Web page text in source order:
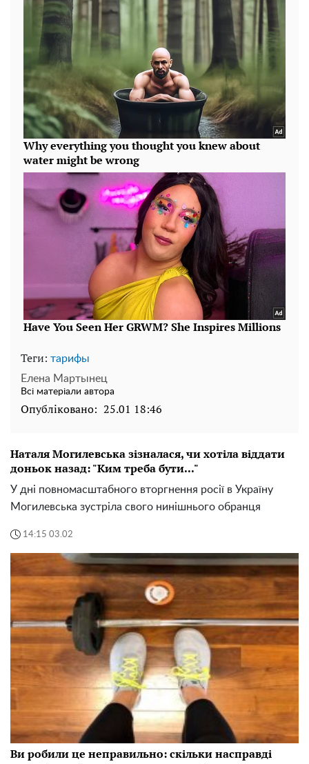
Теги: тарифы
Елена Мартынец
Всі матеріали автора
Опубліковано: 25.01 18:46
Наталя Могилевська зізналася, чи хотіла віддати
доньок назад: "Ким треба бути..."
У дні повномасштабного вторгнення росії в Україну
Могилевська зустріла свого нинішнього обранця
14:15 03.02
Ви робили це неправильно: скільки насправді